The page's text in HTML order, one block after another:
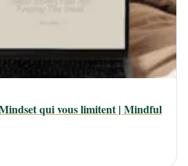
qui vous limitent | Mindful